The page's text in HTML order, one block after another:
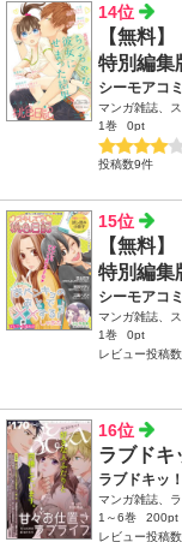
14位
【無料
特別編集
シーモアコ
マンガ雑誌、
1巻
0pt
投稿数9件
15位
【無料
特別編集
シーモアコ
マンガ雑誌、
1巻
0pt
レビュー投稿
16位
ラブドキ
ラブドキッ
マンガ雑誌、
1～6巻
200pt
レビュー投稿